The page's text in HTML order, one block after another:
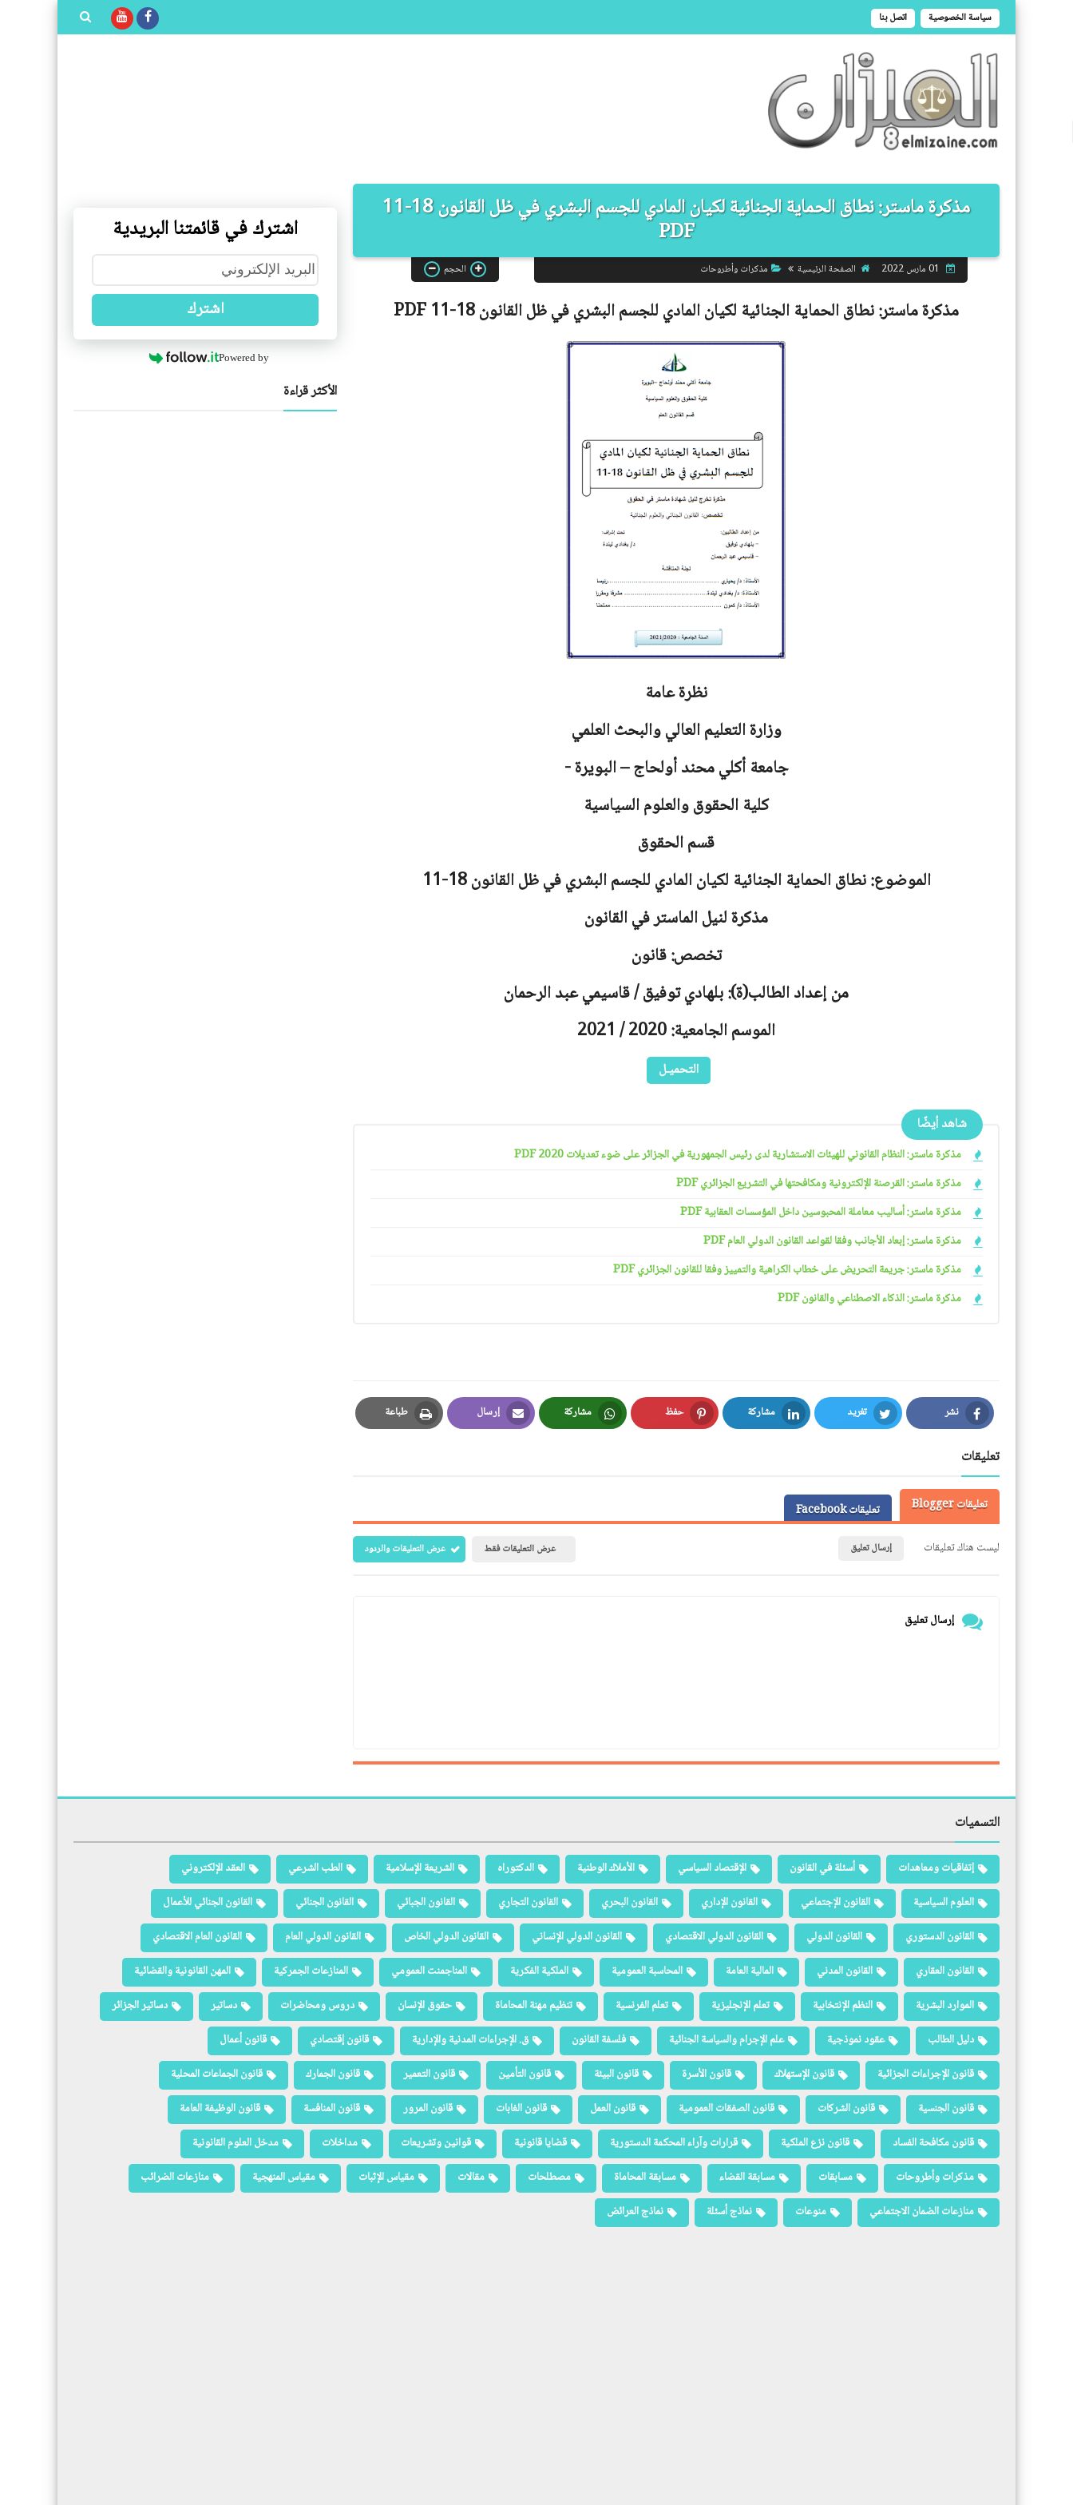
سياسة الخصوصية اتصل بنا
مذكرة ماستر: نطاق الحماية الجنائية لكيان المادي للجسم البشري في ظل القانون 18-11
PDF
الصفحة الرئيسية مذكرات وأطروحات الحجم
مذكرة ماستر:نطاق الحماية الجنائية لكيان المادي للجسم البشري في ظل القانون 18-11 PDF
نظرة عامة
وزارة التعليم العالي والبحث العلمي
جامعةأكلي محند أولحاج – البويرة -
كلية الحقوق والعلوم السياسية
قسم الحقوق
الموضوع: نطاق الحماية الجنائية لكيان المادي للجسم البشري في ظل القانون 18-11
مذكرة لنيل الماستر في القانون
تخصص: قانون
من إعداد الطالب(ة): بلهادي توفيق / قاسيمي عبد الرحمان
الموسم الجامعية: 2020 / 2021
التحميـل
شاهد أيضًا
مذكرة ماستر: النظام القانوني للهيئات الاستشارية لدى رئيس الجمهورية في الجزائر على ضوء تعديلات 2020 PDF
مذكرة ماستر: القرصنة الإلكترونية ومكافحتها في التشريع الجزائري PDF
مذكرة ماستر: أساليب معاملة المحبوسين داخل المؤسسات العقابية PDF
مذكرة ماستر: إبعاد الأجانب وفقا لقواعد القانون الدولي العام PDF
مذكرة ماستر: جريمة التحريض على خطاب الكراهية والتمييز وفقا للقانون الجزائري PDF
مذكرة ماستر: الذكاء الاصطناعي والقانون PDF
نشر
Facebook
تغريد
Twitter
مشاركة
LinkedIn
حفظ
Pinterest
مشاركة
Whatsapp
إرسال
Email
طباعة
Print
تعليقات
تعليقات Blogger
تعليقات Facebook
ليست هناك تعليقات
إرسال تعليق عرض التعليقات فقط عرض التعليقات والردود
إرسال تعليق
اشترك في قائمتنا البريدية
اشترك
Powered by
الأكثر قراءة
التسميات
إتفاقيات ومعاهدات أسئلة في القانون الإقتصاد السياسي الأملاك الوطنية الدكتوراه الشريعة الإسلامية الطب الشرعي
العقد الإلكتروني
العلوم السياسية
القانون الإجتماعي القانون الإداري القانون البحري القانون التجاري القانون الجبائي القانون الجنائي
القانون الجنائي للأعمال
القانون الدستوري
القانون الدولي القانون الدولي الاقتصادي القانون الدولي الإنساني القانون الدولي الخاص القانون الدولي العام
القانون العام الاقتصادي
القانون العقاري
القانون المدني المالية العامة المحاسبة العمومية الملكية الفكرية المناجمنت العمومي المنازعات الجمركية
المهن القانونية والقضائية
الموارد البشرية
النظم الإنتخابية تعلم الإنجليزية تعلم الفرنسية تنظيم مهنة المحاماة حقوق الإنسان دروس ومحاضرات دساتير
دساتير الجزائر
دليل الطالب
عقود نموذجية علم الإجرام والسياسة الجنائية فلسفة القانون ق. الإجراءات المدنية والإدارية قانون إقتصادي
قانون أعمال
قانون الإجراءات الجزائية
قانون الإستهلاك قانون الأسرة قانون البيئة قانون التأمين قانون التعمير قانون الجمارك
قانون الجماعات المحلية
قانون الجنسية
قانون الشركات قانون الصفقات العمومية قانون العمل قانون الغابات قانون المرور قانون المنافسة
قانون الوظيفة العامة
قانون مكافحة الفساد
قانون نزع الملكية قرارات وآراء المحكمة الدستورية قضايا قانونية قوانين وتشريعات مداخلات
مدخل العلوم القانونية
مذكرات وأطروحات
مسابقات مسابقة القضاء مسابقة المحاماة مصطلحات مقالات مقياس الإثبات مقياس المنهجية
منازعات الضرائب
منازعات الضمان الاجتماعي
منوعات نماذج أسئلة نماذج العرائض